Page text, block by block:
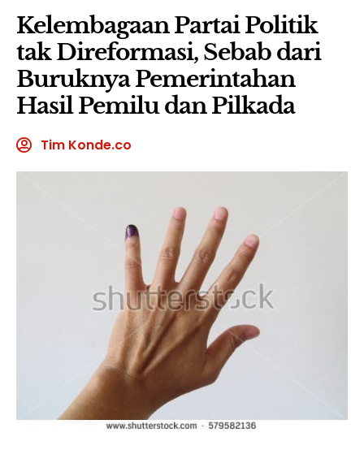
Kelembagaan Partai Politik
tak Direformasi, Sebab dari
Buruknya Pemerintahan
Hasil Pemilu dan Pilkada
Tim Konde.co